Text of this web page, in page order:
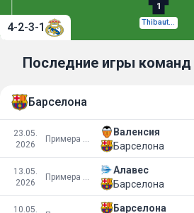
1
Thibaut Courtois
4-2-3-1
Последние игры команд
Барселона
23.05.
2026
Валенсия
Барселона
13.05.
2026
Алавес
Барселона
10.05.
Барселона